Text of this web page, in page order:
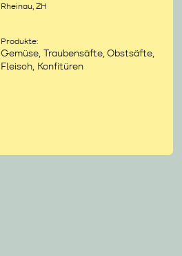
Rheinau, ZH
Produkte:
Gemüse, Traubensäfte, Obstsäfte,
Fleisch, Konfitüren